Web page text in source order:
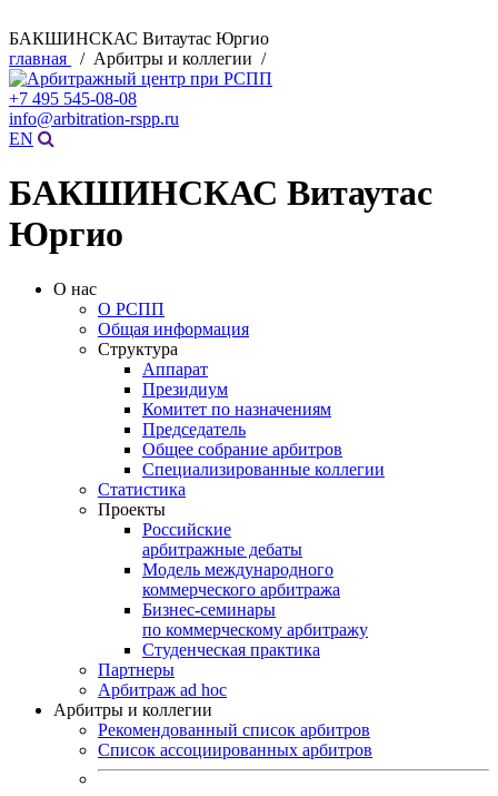
БАКШИНСКАС Витаутас Юргио
главная
/ Арбитры и коллегии /
+7 495 545-08-08
info@arbitration-rspp.ru
EN
БАКШИНСКАС Витаутас
Юргио
О нас
О РСПП
Общая информация
Структура
Аппарат
Президиум
Комитет по назначениям
Председатель
Общее собрание арбитров
Специализированные коллегии
Статистика
Проекты
Российские
арбитражные дебаты
Модель международного
коммерческого арбитража
Бизнес-семинары
по коммерческому арбитражу
Студенческая практика
Партнеры
Арбитраж ad hoc
Арбитры и коллегии
Рекомендованный список арбитров
Список ассоциированных арбитров